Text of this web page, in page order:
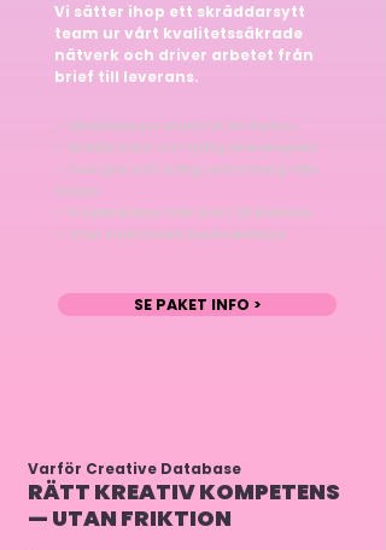
Vi sätter ihop ett skräddarsytt
team ur vårt kvalitetssäkrade
nätverk och driver arbetet från
brief till leverans.
✓ Skräddarsytt team för ert behov
✓ Snabb start och tydlig leveransplan
✓ Fast pris och tydlig omfattning från
början
✓ Projektledare från brief till leverans
✓ Utan traditionell byråoverhead
SE PAKET INFO >
Varför Creative Database
RÄTT KREATIV KOMPETENS
— UTAN FRIKTION